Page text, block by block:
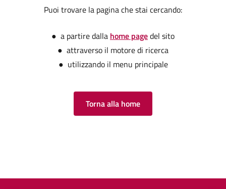
Puoi trovare la pagina che stai cercando:
● a partire dalla home pagedel sito
● attraverso il motore di ricerca
● utilizzando il menu principale
Torna alla home